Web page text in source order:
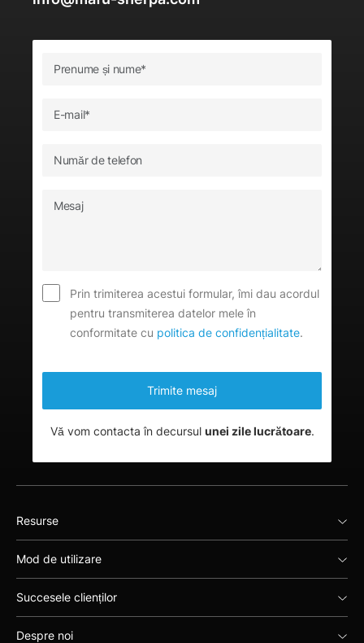
Prin trimiterea acestui formular, îmi dau acordul
pentru transmiterea datelor mele în
conformitate cu politica de confidențialitate.
Vă vom contacta în decursul unei zile lucrătoare.
Resurse
Mod de utilizare
Succesele clienților
Despre noi